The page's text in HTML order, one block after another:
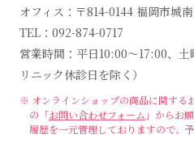
オフィス：〒814-0144 福岡市城
TEL：092-874-0717
営業時間：平日10:00～17:00、
リニック休診日を除く）
※ オンラインショップの商品に関する
の「お問い合わせフォーム 」からお
履歴を一元管理しておりますので、